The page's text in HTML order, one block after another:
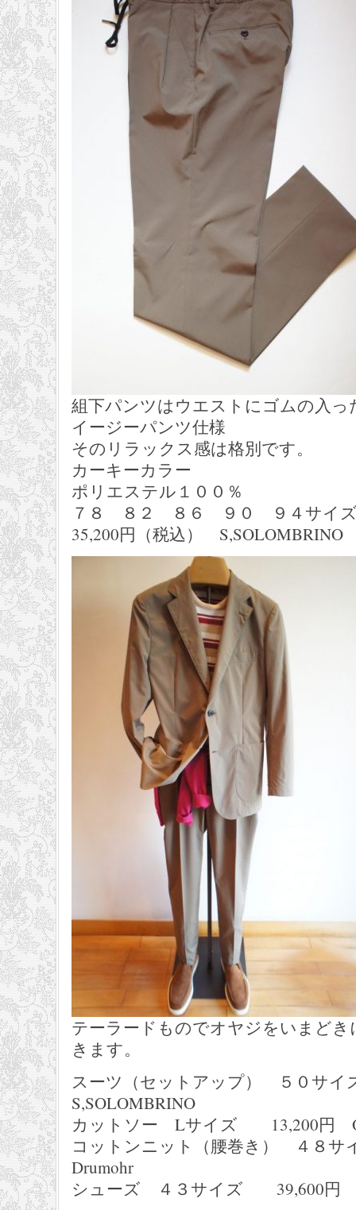
組下パンツはウエストにゴムの入
イージーパンツ仕様
そのリラックス感は格別です。
カーキーカラー
ポリエステル１００％
７８ ８２ ８６ ９０ ９４サイ
35,200円（税込） S,SOLOMBRINO
テーラードものでオヤジをいまど
きます。
スーツ（セットアップ） ５０
S,SOLOMBRINO
カットソー Lサイズ 13,200円
コットンニット（腰巻き） ４
Drumohr
シューズ ４３サイズ 39,600円